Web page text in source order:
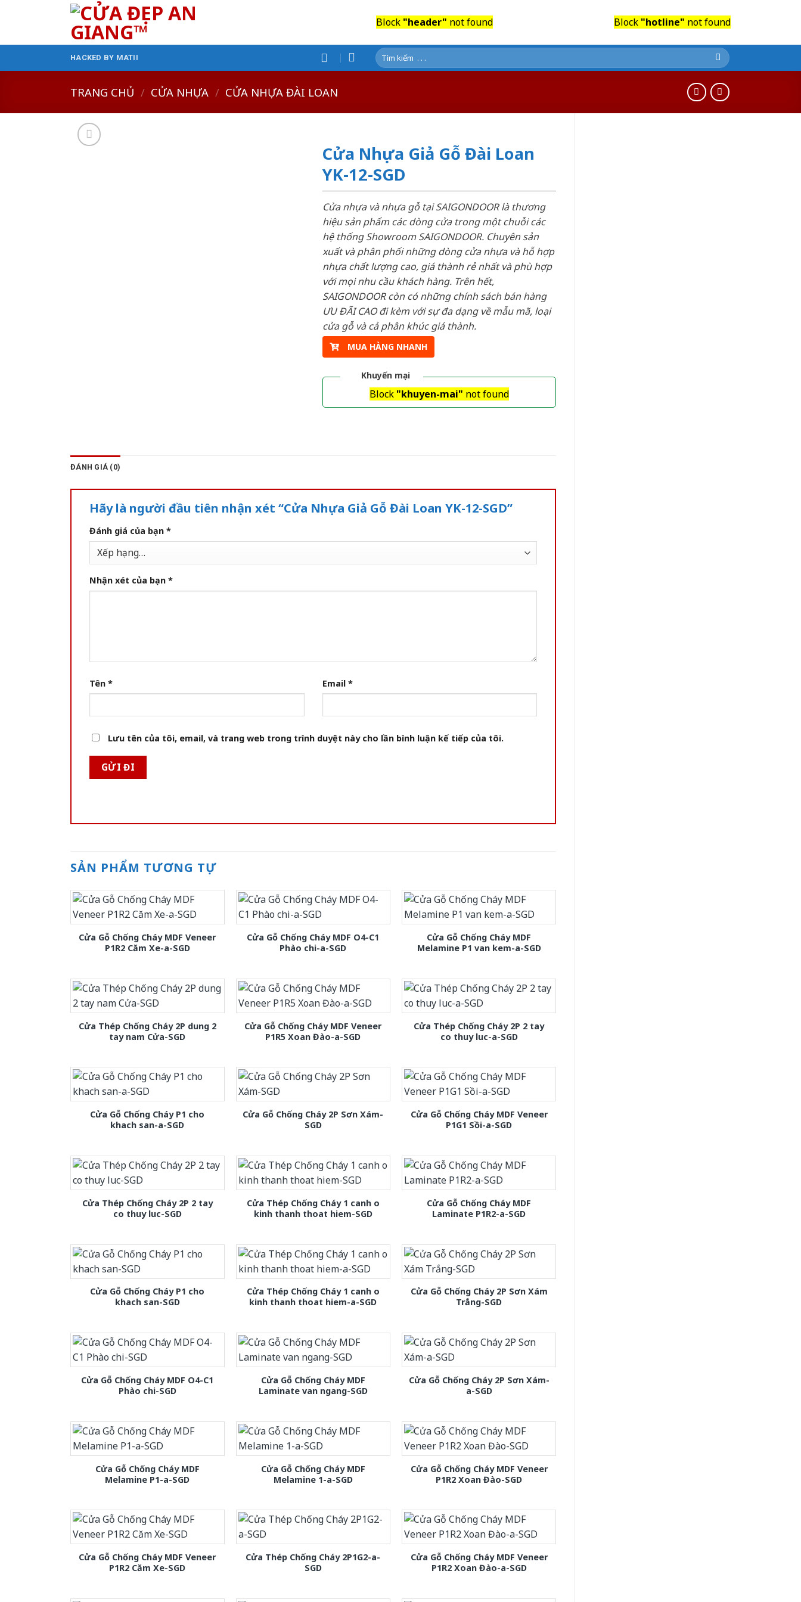
Block "header" not found Block "hotline" not found
HACKED BY MATII
Tìm
kiếm:
TRANG CHỦ / CỬA NHỰA / CỬA NHỰA ĐÀI LOAN
Cửa Nhựa Giả Gỗ Đài Loan
YK-12-SGD
Cửa nhựa và nhựa gỗ tại SAIGONDOOR là thương
hiệu sản phẩm các dòng cửa trong một chuỗi các
hệ thống Showroom SAIGONDOOR. Chuyên sản
xuất và phân phối những dòng cửa nhựa và hỗ hợp
nhựa chất lượng cao, giá thành rẻ nhất và phù hợp
với mọi nhu cầu khách hàng. Trên hết,
SAIGONDOOR còn có những chính sách bán hàng
ƯU ĐÃI CAO đi kèm với sự đa dạng về mẫu mã, loại
cửa gỗ và cả phân khúc giá thành.
MUA HÀNG NHANH
Khuyến mại
Block "khuyen-mai" not found
ĐÁNH GIÁ (0)
Hãy là người đầu tiên nhận xét “Cửa Nhựa Giả Gỗ Đài Loan YK-12-SGD”
Đánh giá của bạn *
Nhận xét của bạn *
Tên * Email *
Lưu tên của tôi, email, và trang web trong trình duyệt này cho lần bình luận kế tiếp của tôi.
SẢN PHẨM TƯƠNG TỰ
Cửa Gỗ Chống Cháy MDF Veneer
P1R2 Căm Xe-a-SGD
Cửa Gỗ Chống Cháy MDF O4-C1
Phào chi-a-SGD
Cửa Gỗ Chống Cháy MDF
Melamine P1 van kem-a-SGD
Cửa Thép Chống Cháy 2P dung 2
tay nam Cửa-SGD
Cửa Gỗ Chống Cháy MDF Veneer
P1R5 Xoan Đào-a-SGD
Cửa Thép Chống Cháy 2P 2 tay
co thuy luc-a-SGD
Cửa Gỗ Chống Cháy P1 cho
khach san-a-SGD
Cửa Gỗ Chống Cháy 2P Sơn Xám-
SGD
Cửa Gỗ Chống Cháy MDF Veneer
P1G1 Sồi-a-SGD
Cửa Thép Chống Cháy 2P 2 tay
co thuy luc-SGD
Cửa Thép Chống Cháy 1 canh o
kinh thanh thoat hiem-SGD
Cửa Gỗ Chống Cháy MDF
Laminate P1R2-a-SGD
Cửa Gỗ Chống Cháy P1 cho
khach san-SGD
Cửa Thép Chống Cháy 1 canh o
kinh thanh thoat hiem-a-SGD
Cửa Gỗ Chống Cháy 2P Sơn Xám
Trắng-SGD
Cửa Gỗ Chống Cháy MDF O4-C1
Phào chi-SGD
Cửa Gỗ Chống Cháy MDF
Laminate van ngang-SGD
Cửa Gỗ Chống Cháy 2P Sơn Xám-
a-SGD
Cửa Gỗ Chống Cháy MDF
Melamine P1-a-SGD
Cửa Gỗ Chống Cháy MDF
Melamine 1-a-SGD
Cửa Gỗ Chống Cháy MDF Veneer
P1R2 Xoan Đào-SGD
Cửa Gỗ Chống Cháy MDF Veneer
P1R2 Căm Xe-SGD
Cửa Thép Chống Cháy 2P1G2-a-
SGD
Cửa Gỗ Chống Cháy MDF Veneer
P1R2 Xoan Đào-a-SGD